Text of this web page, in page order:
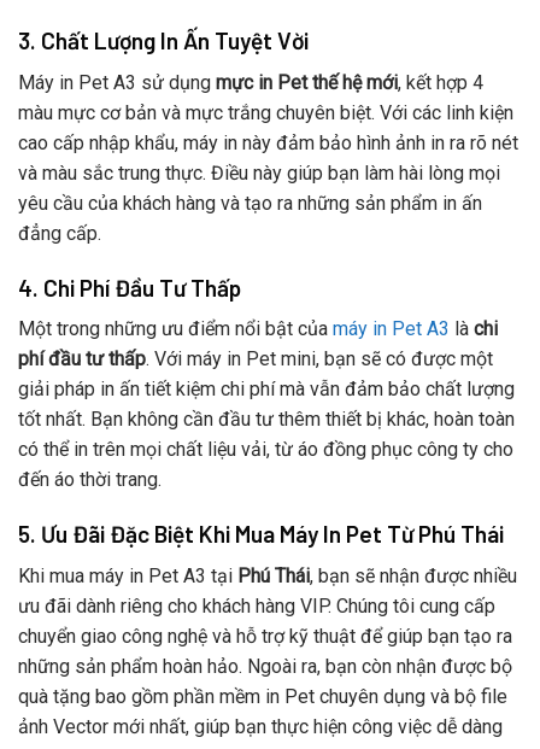
3. Chất Lượng In Ấn Tuyệt Vời
Máy in Pet A3 sử dụng mực in Pet thế hệ mới, kết hợp 4
màu mực cơ bản và mực trắng chuyên biệt. Với các linh kiện
cao cấp nhập khẩu, máy in này đảm bảo hình ảnh in ra rõ nét
và màu sắc trung thực. Điều này giúp bạn làm hài lòng mọi
yêu cầu của khách hàng và tạo ra những sản phẩm in ấn
đẳng cấp.
4. Chi Phí Đầu Tư Thấp
Một trong những ưu điểm nổi bật của máy in Pet A3 là chi
phí đầu tư thấp. Với máy in Pet mini, bạn sẽ có được một
giải pháp in ấn tiết kiệm chi phí mà vẫn đảm bảo chất lượng
tốt nhất. Bạn không cần đầu tư thêm thiết bị khác, hoàn toàn
có thể in trên mọi chất liệu vải, từ áo đồng phục công ty cho
đến áo thời trang.
5. Ưu Đãi Đặc Biệt Khi Mua Máy In Pet Từ Phú Thái
Khi mua máy in Pet A3 tại Phú Thái, bạn sẽ nhận được nhiều
ưu đãi dành riêng cho khách hàng VIP. Chúng tôi cung cấp
chuyển giao công nghệ và hỗ trợ kỹ thuật để giúp bạn tạo ra
những sản phẩm hoàn hảo. Ngoài ra, bạn còn nhận được bộ
quà tặng bao gồm phần mềm in Pet chuyên dụng và bộ file
ảnh Vector mới nhất, giúp bạn thực hiện công việc dễ dàng